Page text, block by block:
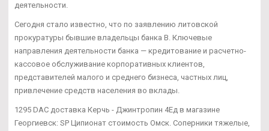
деятельности.
Сегодня стало известно, что по заявлению литовской
прокуратуры бывшие владельцы банка В. Ключевые
направления деятельности банка — кредитование и расчетно-
кассовое обслуживание корпоративных клиентов,
представителей малого и среднего бизнеса, частных лиц,
привлечение средств населения во вклады.
1295 DAC доставка Керчь - Джинтропин 4Ед в магазине
Георгиевск: SP Ципионат стоимость Омск. Соперники тяжелые,